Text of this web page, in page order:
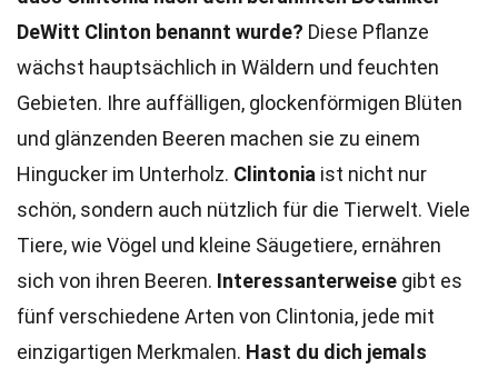
DeWitt Clinton benannt wurde? Diese Pflanze
wächst hauptsächlich in Wäldern und feuchten
Gebieten. Ihre auffälligen, glockenförmigen Blüten
und glänzenden Beeren machen sie zu einem
Hingucker im Unterholz. Clintonia ist nicht nur
schön, sondern auch nützlich für die Tierwelt. Viele
Tiere, wie Vögel und kleine Säugetiere, ernähren
sich von ihren Beeren. Interessanterweise gibt es
fünf verschiedene Arten von Clintonia, jede mit
einzigartigen Merkmalen. Hast du dich jemals